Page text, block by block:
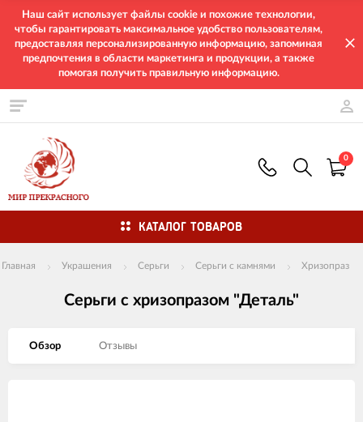
Наш сайт использует файлы cookie и похожие технологии,
чтобы гарантировать максимальное удобство пользователям,
предоставляя персонализированную информацию, запоминая
предпочтения в области маркетинга и продукции, а также
помогая получить правильную информацию.
0
КАТАЛОГ ТОВАРОВ
Главная Украшения Серьги Серьги с камнями Хризопраз
Серьги с хризопразом "Деталь"
Обзор Отзывы